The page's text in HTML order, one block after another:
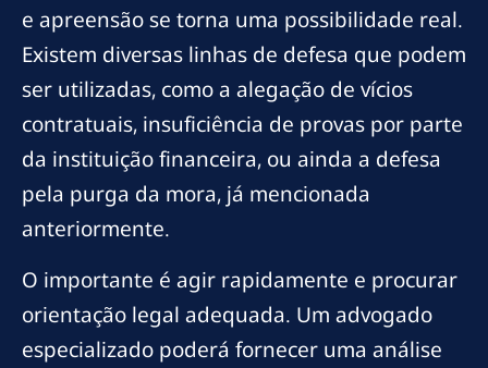
e apreensão se torna uma possibilidade real.
Existem diversas linhas de defesa que podem
ser utilizadas, como a alegação de vícios
contratuais, insuficiência de provas por parte
da instituição financeira, ou ainda a defesa
pela purga da mora, já mencionada
anteriormente.
O importante é agir rapidamente e procurar
orientação legal adequada. Um advogado
especializado poderá fornecer uma análise